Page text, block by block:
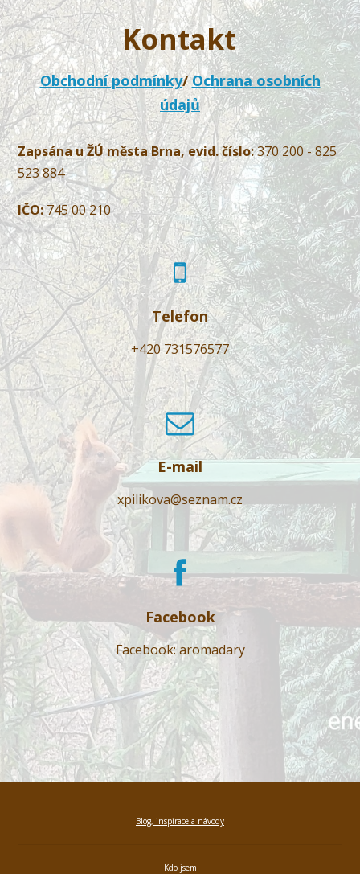
Kontakt
Obchodní podmínky/Ochrana osobních
údajů
Zapsána u ŽÚ města Brna, evid. číslo:370 200 - 825
523 884
IČO:745 00 210
Telefon
+420 731576577
E-mail
xpilikova@seznam.cz
Facebook
Facebook: aromadary
Blog, inspirace a návody
Kdo jsem